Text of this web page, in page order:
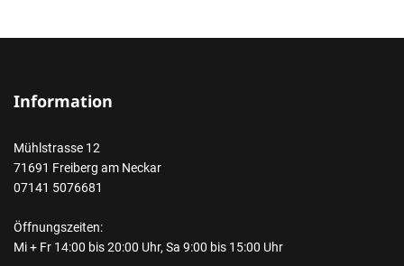
Information
Mühlstrasse 12
71691 Freiberg am Neckar
07141 5076681
Öffnungszeiten:
Mi + Fr 14:00 bis 20:00 Uhr, Sa 9:00 bis 15:00 Uhr